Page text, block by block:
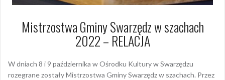
Mistrzostwa Gminy Swarzędz w szachach
2022 – RELACJA
W dniach 8 i 9 października w Ośrodku Kultury w Swarzędzu
rozegrane zostały Mistrzostwa Gminy Swarzędz w szachach. Przez